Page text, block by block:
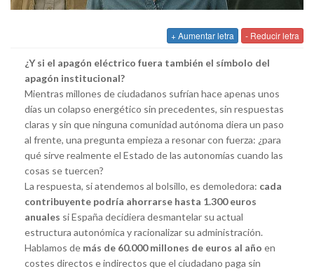
+ Aumentar letra - Reducir letra
¿Y si el apagón eléctrico fuera también el símbolo del
apagón institucional?
Mientras millones de ciudadanos sufrían hace apenas unos
días un colapso energético sin precedentes, sin respuestas
claras y sin que ninguna comunidad autónoma diera un paso
al frente, una pregunta empieza a resonar con fuerza: ¿para
qué sirve realmente el Estado de las autonomías cuando las
cosas se tuercen?
La respuesta, si atendemos al bolsillo, es demoledora: cada
contribuyente podría ahorrarse hasta 1.300 euros
anuales si España decidiera desmantelar su actual
estructura autonómica y racionalizar su administración.
Hablamos de más de 60.000 millones de euros al año en
costes directos e indirectos que el ciudadano paga sin